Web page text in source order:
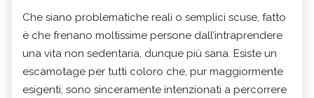
Che siano problematiche reali o semplici scuse, fatto
è che frenano moltissime persone dall’intraprendere
una vita non sedentaria, dunque più sana. Esiste un
escamotage per tutti coloro che, pur maggiormente
esigenti, sono sinceramente intenzionati a percorrere